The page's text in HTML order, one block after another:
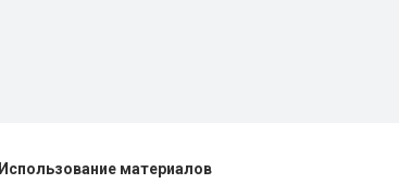
Использование материалов